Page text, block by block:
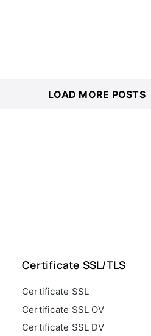
LOAD MORE POSTS
Certificate SSL/TLS
Certificate SSL
Certificate SSL OV
Certificate SSL DV